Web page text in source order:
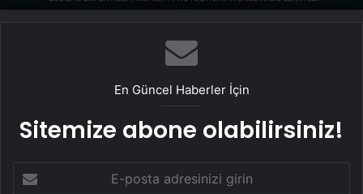
En Güncel Haberler İçin
Sitemize abone olabilirsiniz!
posta